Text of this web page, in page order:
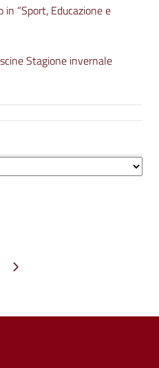
“Sport, Educazione e
Stagione invernale
successiva